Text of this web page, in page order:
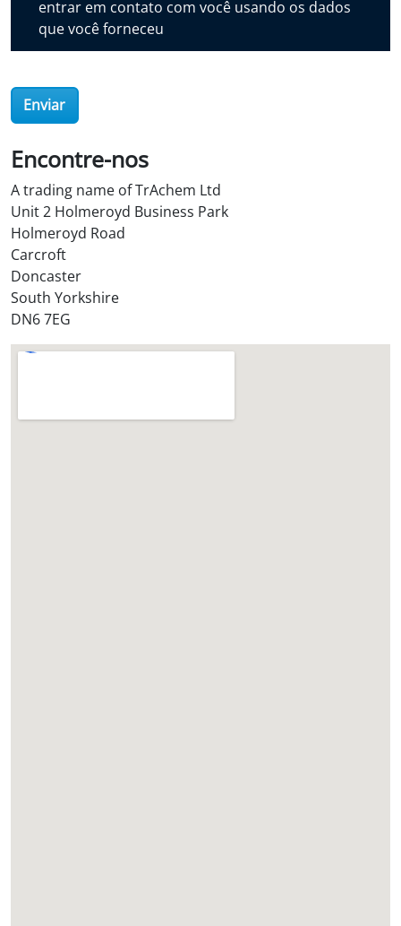
entrar em contato com você usando os dados
que você forneceu
Enviar
Encontre-nos
A trading name of TrAchem Ltd
Unit 2 Holmeroyd Business Park
Holmeroyd Road
Carcroft
Doncaster
South Yorkshire
DN6 7EG